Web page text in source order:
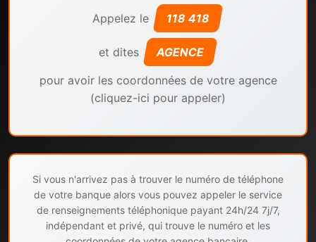
Appelez le 118 418
et dites AGENCE
pour avoir les coordonnées de votre agence
(cliquez-ici pour appeler)
Si vous n'arrivez pas à trouver le numéro de téléphone
de votre banque alors vous pouvez appeler le service
de renseignements téléphonique payant 24h/24 7j/7,
indépendant et privé, qui trouve le numéro et les